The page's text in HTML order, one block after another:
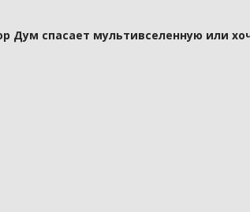
спасает мультивселенную или